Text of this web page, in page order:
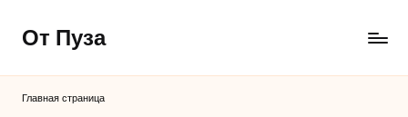
Перейти
содержимому
От Пуза
вкусные
Главная страница